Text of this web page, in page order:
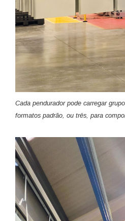
Cada pendurador pode carregar
formatos padrão, ou três, para